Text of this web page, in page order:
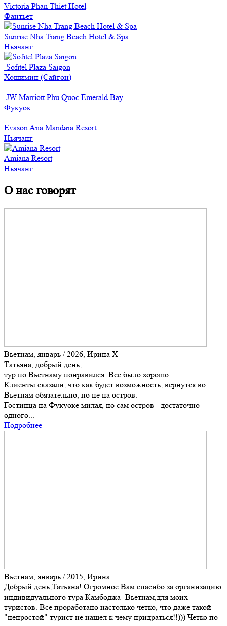
Victoria Phan Thiet Hotel
Фантьет
Sunrise Nha Trang Beach Hotel & Spa
Ньячанг
Sofitel Plaza Saigon
Хошимин (Сайгон)
JW Marriott Phu Quoc Emerald Bay
Фукуок
Evason Ana Mandara Resort
Ньячанг
Amiana Resort
Ньячанг
О нас говорят
Вьетнам, январь / 2026, Ирина Х
Татьяна, добрый день,
тур по Вьетнаму понравился. Всё было хорошо.
Клиенты сказали, что как будет возможность, вернутся во
Вьетнам обязательно, но не на остров.
Гостинца на Фукуоке милая, но сам остров - достаточно
одного...
Подробнее
Вьетнам, январь / 2015, Ирина
Добрый день,Татьяна! Огромное Вам спасибо за организацию
индивидуального тура Камбоджа+Вьетнам,для моих
туристов. Все проработано настолько четко, что даже такой
"непростой" турист не нашел к чему придраться!!))) Четко по